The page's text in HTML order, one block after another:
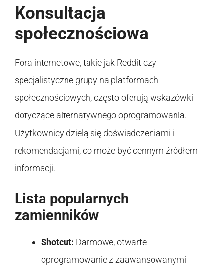
Konsultacja
społecznościowa
Fora internetowe, takie jak Reddit czy
specjalistyczne grupy na platformach
społecznościowych, często oferują wskazówki
dotyczące alternatywnego oprogramowania.
Użytkownicy dzielą się doświadczeniami i
rekomendacjami, co może być cennym źródłem
informacji.
Lista popularnych
zamienników
Shotcut: Darmowe, otwarte
oprogramowanie z zaawansowanymi